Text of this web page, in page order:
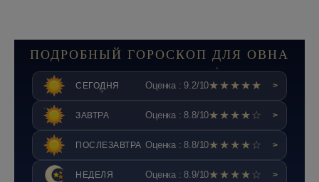
ПОДРОБНЫЙ ГОРОСКОП ДЛЯ ОВНА
СЕГОДНЯ Оценка : 9.2/10★★★★★ >
ЗАВТРА Оценка : 8.8/10★★★★☆ >
ПОСЛЕЗАВТРА Оценка : 8.8/10★★★★☆ >
НЕДЕЛЯ Оценка : 8.9/10★★★★☆ >